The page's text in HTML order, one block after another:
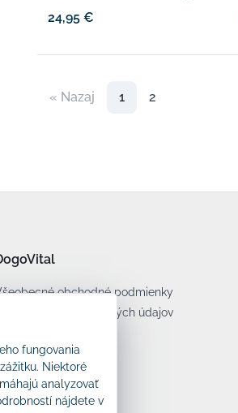
24,95 €
« Nazaj 1 2
obchodné podmienky
Zásady ochrany osobných údajov
fungovania
Niektoré
analyzovať
nájdete v